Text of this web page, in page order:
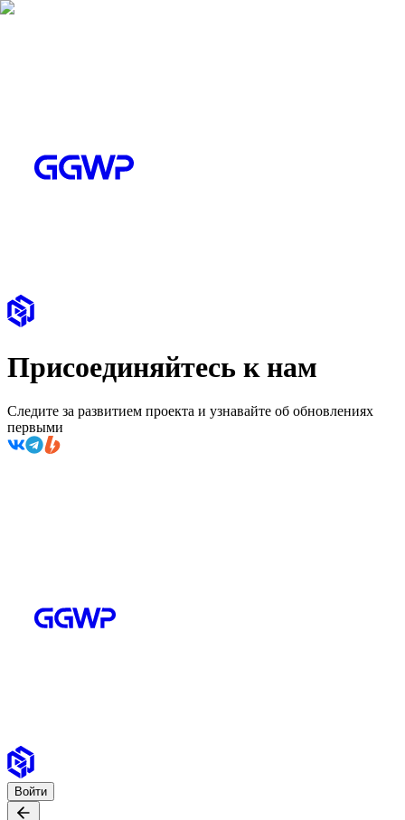
Присоединяйтесь к нам
Следите за развитием проекта и узнавайте об обновлениях
первыми
Войти